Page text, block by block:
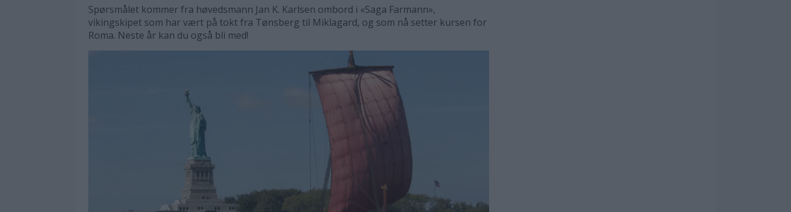
Spørsmålet kommer fra høvedsmann Jan K. Karlsen ombord i «Saga Farmann»,
vikingskipet som har vært på tokt fra Tønsberg til Miklagard, og som nå setter kursen for
Roma. Neste år kan du også bli med!